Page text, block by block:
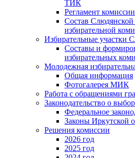
ТИК
Регламент комиссии
Состав Слюдянской
избирательной
Избирательные участки
Составы и
избирательных
Молодежная
Общая информация
Фотогалерея МИК
Работа с обращениями
Законодательство о
Федеральное
Законы Иркутской
Решения комиссии
2026 год
2025 год